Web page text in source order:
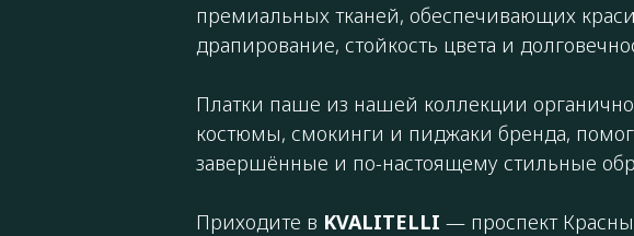
премиальных тканей, обеспечивающих
драпирование, стойкость цвета и
Платки паше из нашей коллекции
костюмы, смокинги и пиджаки бренда,
завершённые и по-настоящему стильные
Приходите в KVALITELLI — проспект